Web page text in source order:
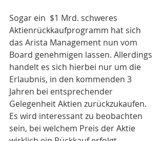
Sogar ein  $1 Mrd. schweres
Aktienrückkaufprogramm hat sich
das Arista Management nun vom
Board genehmigen lassen. Allerdings
handelt es sich hierbei nur um die
Erlaubnis, in den kommenden 3
Jahren bei entsprechender
Gelegenheit Aktien zurückzukaufen.
Es wird interessant zu beobachten
sein, bei welchem Preis der Aktie